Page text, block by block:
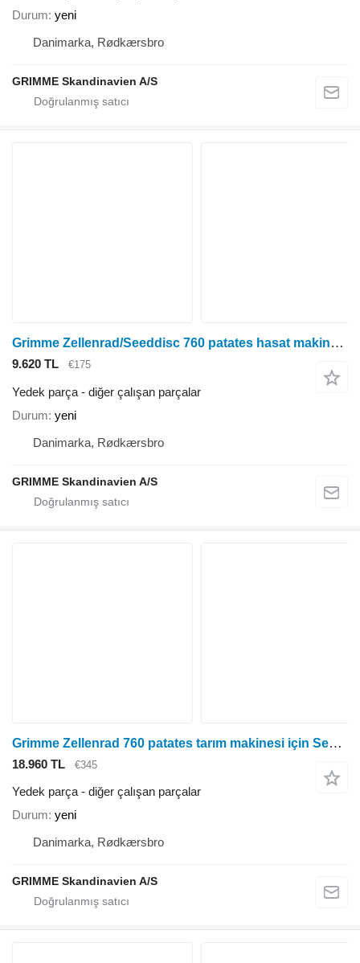
Durum yeni
Danimarka, Rødkærsbro
GRIMME Skandinavien A/S
Grimme Zellenrad/Seeddisc 760 patates hasat makinesi için Kartoffelroder diğer çalışan parçalar
9.620 TL €175
Yedek parça - diğer çalışan parçalar
Durum yeni
Danimarka, Rødkærsbro
GRIMME Skandinavien A/S
Grimme Zellenrad 760 patates tarım makinesi için Seeddisc diğer çalışan parçalar
18.960 TL €345
Yedek parça - diğer çalışan parçalar
Durum yeni
Danimarka, Rødkærsbro
GRIMME Skandinavien A/S